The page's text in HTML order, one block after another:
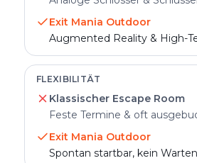
Exit Mania Outdoor
Augmented Reality & High-
FLEXIBILITÄT
Klassischer Escape Room
Feste Termine & oft
Exit Mania Outdoor
Spontan startbar, kein